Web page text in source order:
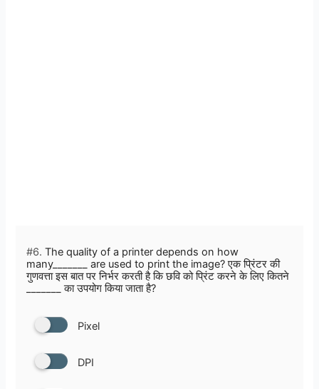
#6. The quality of a printer depends on how
many_______ are used to print the image? एक प्रिंटर की
गुणवत्ता इस बात पर निर्भर करती है कि छवि को प्रिंट करने के लिए कितने
_______ का उपयोग किया जाता है?
Pixel
DPI